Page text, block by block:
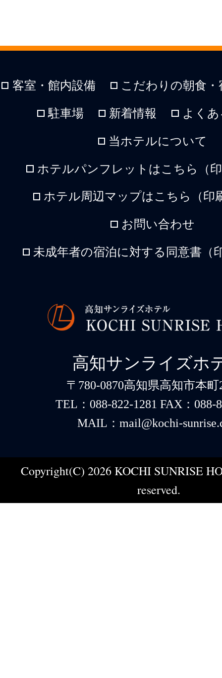
客室・館内設備 こだわりの朝食
駐車場 新着情報 よく
当ホテルについて
ホテルパンフレットはこちら（
ホテル周辺マップはこちら（印
お問い合わせ
未成年者の宿泊に対する同意書（
高知サンライズホ
〒780-0870高知県高知市本町
TEL：088-822-1281 FAX：088-
MAIL：mail@kochi-
Copyright(C) 2026 KOCHI SUNRISE
reserved.